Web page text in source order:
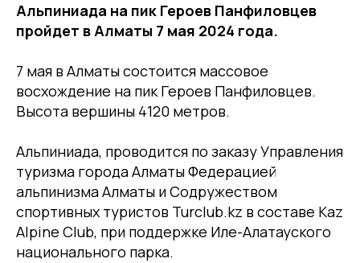
Альпиниада на пик Героев Панфиловцев
пройдет в Алматы 7 мая 2024 года.
7 мая в Алматы состоится массовое
восхождение на пик Героев Панфиловцев.
Высота вершины 4120 метров.
Альпиниада, проводится по заказу Управления
туризма города Алматы Федерацией
альпинизма Алматы и Содружеством
спортивных туристов Turclub.kz в составе Kaz
Alpine Club, при поддержке Иле-Алатауского
национального парка.